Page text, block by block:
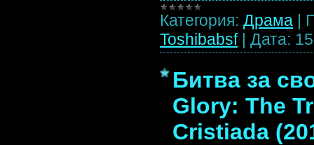
Категория: Драма |
Toshibabsf | Дата:
Битва за
Glory: The
Cristiada